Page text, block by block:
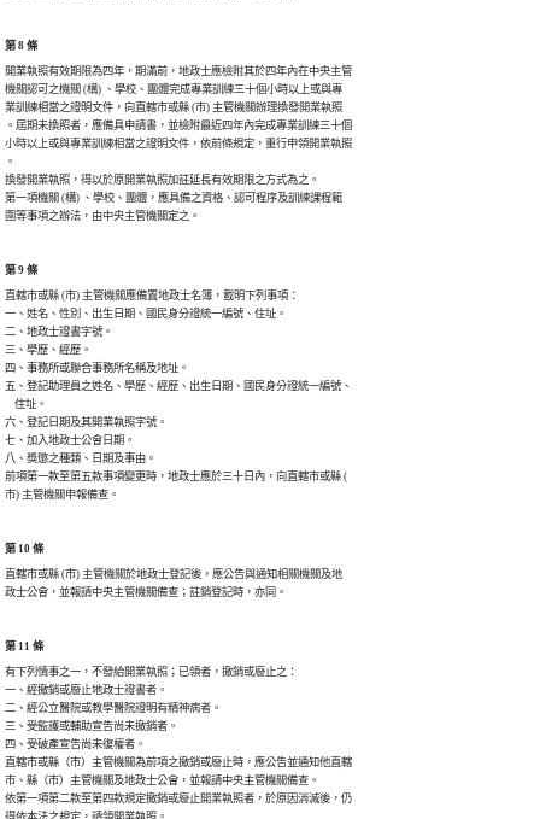
第 8 條
開業執照有效期限為四年，期滿前，地政士應檢附其於四年內在中央主管
機關認可之機關 (構) 、學校、團體完成專業訓練三十個小時以上或與專
業訓練相當之證明文件，向直轄市或縣 (市) 主管機關辦理換發開業執照
。屆期未換照者，應備具申請書，並檢附最近四年內完成專業訓練三十個
小時以上或與專業訓練相當之證明文件，依前條規定，重行申領開業執照
。
換發開業執照，得以於原開業執照加註延長有效期限之方式為之。
第一項機關 (構) 、學校、團體，應具備之資格、認可程序及訓練課程範
圍等事項之辦法，由中央主管機關定之。
第 9 條
直轄市或縣 (市) 主管機關應備置地政士名簿，載明下列事項：
一、姓名、性別、出生日期、國民身分證統一編號、住址。
二、地政士證書字號。
三、學歷、經歷。
四、事務所或聯合事務所名稱及地址。
五、登記助理員之姓名、學歷、經歷、出生日期、國民身分證統一編號、
    住址。
六、登記日期及其開業執照字號。
七、加入地政士公會日期。
八、獎懲之種類、日期及事由。
前項第一款至第五款事項變更時，地政士應於三十日內，向直轄市或縣 (
市) 主管機關申報備查。
第 10 條
直轄市或縣 (市) 主管機關於地政士登記後，應公告與通知相關機關及地
政士公會，並報請中央主管機關備查；註銷登記時，亦同。
第 11 條
有下列情事之一，不發給開業執照；已領者，撤銷或廢止之：
一、經撤銷或廢止地政士證書者。
二、經公立醫院或教學醫院證明有精神病者。
三、受監護或輔助宣告尚未撤銷者。
四、受破產宣告尚未復權者。
直轄市或縣（市）主管機關為前項之撤銷或廢止時，應公告並通知他直轄
市、縣（市）主管機關及地政士公會，並報請中央主管機關備查。
依第一項第二款至第四款規定撤銷或廢止開業執照者，於原因消滅後，仍